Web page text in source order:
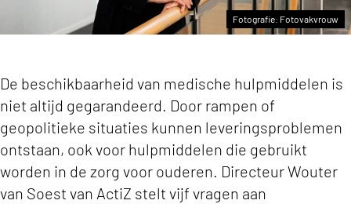
Fotografie: Fotovakvrouw
De beschikbaarheid van medische hulpmiddelen is
niet altijd gegarandeerd. Door rampen of
geopolitieke situaties kunnen leveringsproblemen
ontstaan, ook voor hulpmiddelen die gebruikt
worden in de zorg voor ouderen. Directeur Wouter
van Soest van ActiZ stelt vijf vragen aan